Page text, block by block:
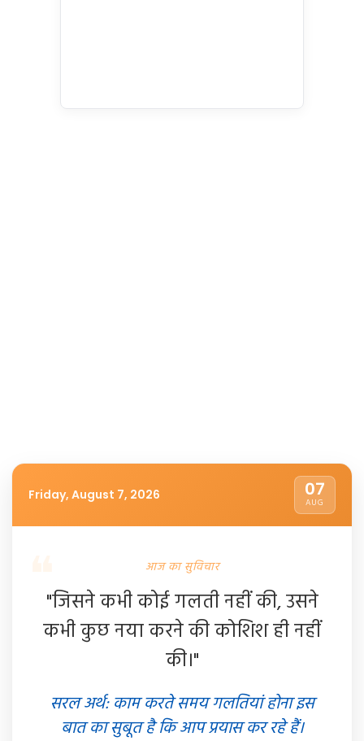
Friday, August 7, 2026 07
AUG
आज का सुविचार
"जिसने कभी कोई गलती नहीं की, उसने
कभी कुछ नया करने की कोशिश ही नहीं
की।"
सरल अर्थ: काम करते समय गलतियां होना इस
बात का सुबूत है कि आप प्रयास कर रहे हैं।